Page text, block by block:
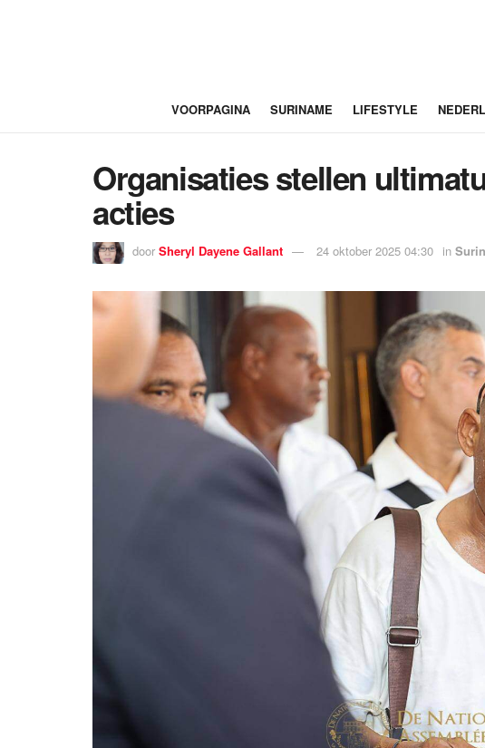
VOORPAGINA SURINAME LIFESTYLE
Organisaties stellen
acties
door Sheryl Dayene Gallant 24 oktober 2025 04:30 in